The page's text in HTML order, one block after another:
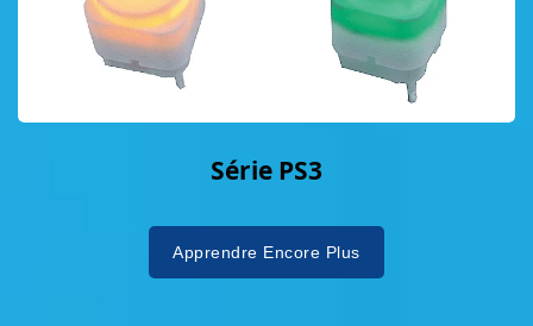
Série PS3
Apprendre Encore Plus